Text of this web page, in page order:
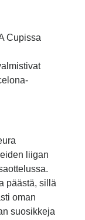
Cupissa
liigan
päästä, sillä
oman
suosikkeja